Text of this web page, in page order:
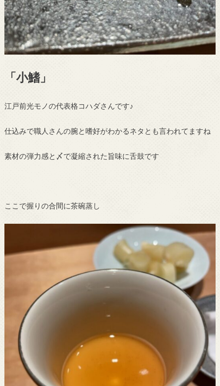
「小鰭」
江戸前光モノの代表格コハダさんです♪
仕込みで職人さんの腕と嗜好がわかるネタとも言われてますね
素材の弾力感と〆で凝縮された旨味に舌鼓です
ここで握りの合間に茶碗蒸し